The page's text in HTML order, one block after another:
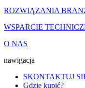
ROZWIĄZANIA
WSPARCIE
O NAS
nawigacja
SKONTAKTUJ
Gdzie kupić?